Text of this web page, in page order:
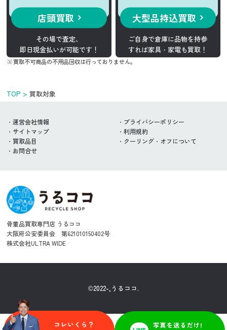
店頭買取
その場で査定、
即日現金払いが可能です！
大型品持込買取
ご自身で倉庫に品物を持参
すれば家具・家電も買取！
買取不可商品の不用品回収は行っておりません。
TOP 買取対象
運営会社情報
プライバシーポリシー
サイトマップ
利用規約
買取品目
クーリング・オフについて
お問合せ
骨董品買取専門店 うるココ
大阪府公安委員会 第621010150402号
株式会社ULTRA WIDE
©2022-,うるココ.